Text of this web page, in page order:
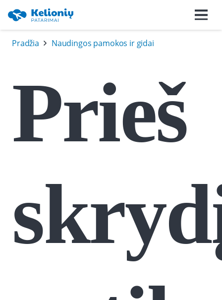
Pradžia Naudingos pamokos ir gidai
Prieš